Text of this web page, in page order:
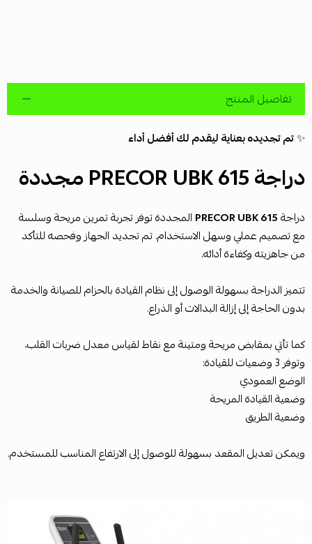
تفاصيل المنتج
✨تم تجديده بعناية ليقدم لك أفضل أداء
دراجة PRECOR UBK 615 مجددة
دراجةPRECOR UBK 615 المجددة توفر تجربة تمرين مريحة وسلسة
مع تصميم عملي وسهل الاستخدام. تم تجديد الجهاز وفحصه للتأكد
من جاهزيته وكفاءة أدائه.
تتميز الدراجة بسهولة الوصول إلى نظام القيادة بالحزام للصيانة والخدمة
بدون الحاجة إلى إزالة البدالات أو الذراع.
كما تأتي بمقابض مريحة ومتينة مع نقاط لقياس معدل ضربات القلب،
وتوفر 3 وضعيات للقيادة:
الوضع العمودي
وضعية القيادة المريحة
وضعية الطريق
ويمكن تعديل المقعد بسهولة للوصول إلى الارتفاع المناسب للمستخدم.